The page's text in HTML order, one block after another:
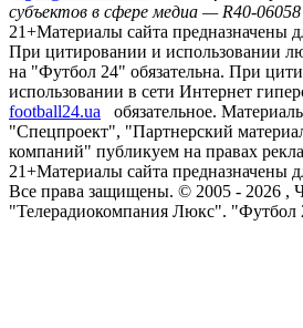
субъектов в сфере медиа — R40-06058
21+Материалы сайта предназначены
При цитировании и использовании
на "Футбол 24" обязательна. При
использовании в сети Интернет
football24.ua
обязательное.
"Спецпроект", "Партнерский
компаний" публикуем на правах
21+Материалы сайта предназначены
Все права защищены. © 2005 - 2026 ,
"Телерадиокомпания Люкс". "Футбол